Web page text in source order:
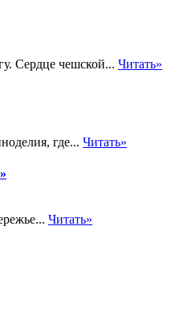
Сердце чешской... Читать»
где... Читать»
Читать»